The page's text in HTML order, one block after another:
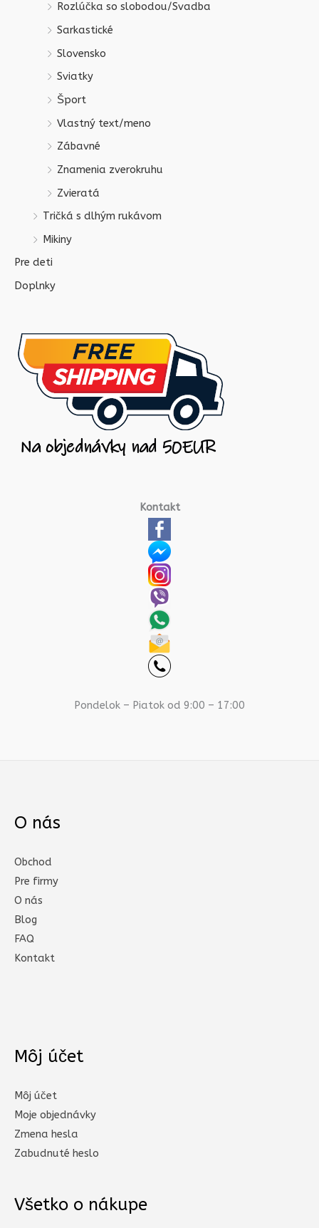
Rozlúčka so slobodou/Svadba
Sarkastické
Slovensko
Sviatky
Šport
Vlastný text/meno
Zábavné
Znamenia zverokruhu
Zvieratá
Tričká s dlhým rukávom
Mikiny
Pre deti
Doplnky
Kontakt
Pondelok – Piatok od 9:00 – 17:00
O nás
Obchod
Pre firmy
O nás
Blog
FAQ
Kontakt
Môj účet
Môj účet
Moje objednávky
Zmena hesla
Zabudnuté heslo
Všetko o nákupe